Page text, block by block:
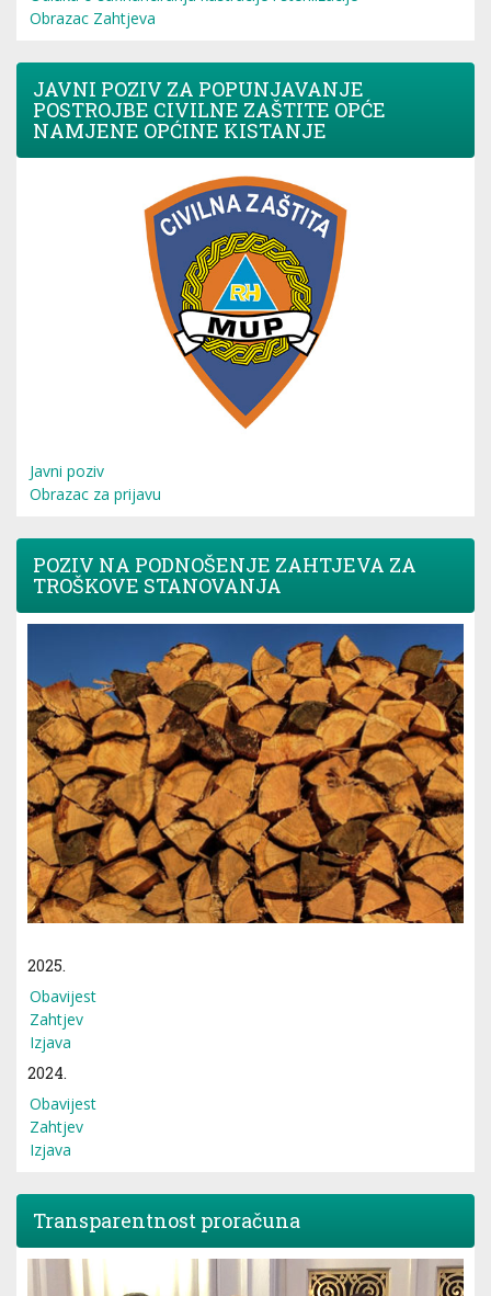
Obrazac Zahtjeva
JAVNI POZIV ZA POPUNJAVANJE
POSTROJBE CIVILNE ZAŠTITE OPĆE
NAMJENE OPĆINE KISTANJE
Javni poziv
Obrazac za prijavu
POZIV NA PODNOŠENJE ZAHTJEVA ZA
TROŠKOVE STANOVANJA
2025.
Obavijest
Zahtjev
Izjava
2024.
Obavijest
Zahtjev
Izjava
Transparentnost proračuna